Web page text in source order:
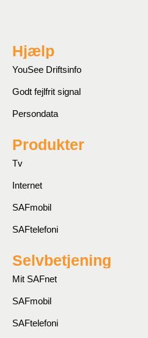
Hjælp
YouSee Driftsinfo
Godt fejlfrit signal
Persondata
Produkter
Tv
Internet
SAFmobil
SAFtelefoni
Selvbetjening
Mit SAFnet
SAFmobil
SAFtelefoni